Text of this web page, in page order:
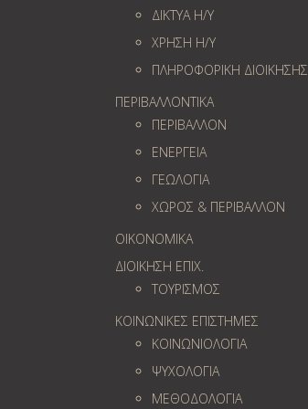
ΔΙΚΤΥΑ Η/Υ
ΧΡΗΣΗ Η/Υ
ΠΛΗΡΟΦΟΡΙΚΗ ΔΙΟΙΚΗΣΗΣ
ΠΕΡΙΒΑΛΛΟΝΤΙΚΑ
ΠΕΡΙΒΑΛΛΟΝ
ΕΝΕΡΓΕΙΑ
ΓΕΩΛOΓΙΑ
ΧΩΡΟΣ & ΠΕΡΙΒΑΛΛΟΝ
ΟΙΚΟΝΟΜΙΚΑ
ΔΙΟΙΚΗΣΗ ΕΠΙΧ.
ΤΟΥΡΙΣΜΟΣ
ΚΟΙΝΩΝΙΚΕΣ ΕΠΙΣΤΗΜΕΣ
ΚΟΙΝΩΝΙΟΛΟΓΙΑ
ΨΥΧΟΛΟΓΙΑ
ΜΕΘΟΔΟΛΟΓΙΑ